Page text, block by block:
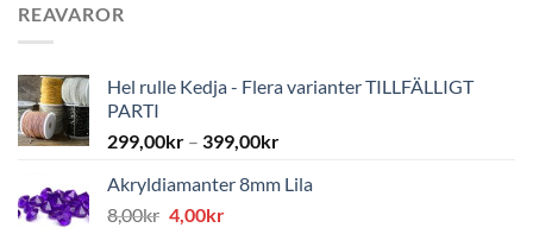
REAVAROR
Hel rulle Kedja - Flera varianter TILLFÄLLIGT
PARTI
299,00kr – 399,00kr
Akryldiamanter 8mm Lila
8,00kr Det
4,00krDet